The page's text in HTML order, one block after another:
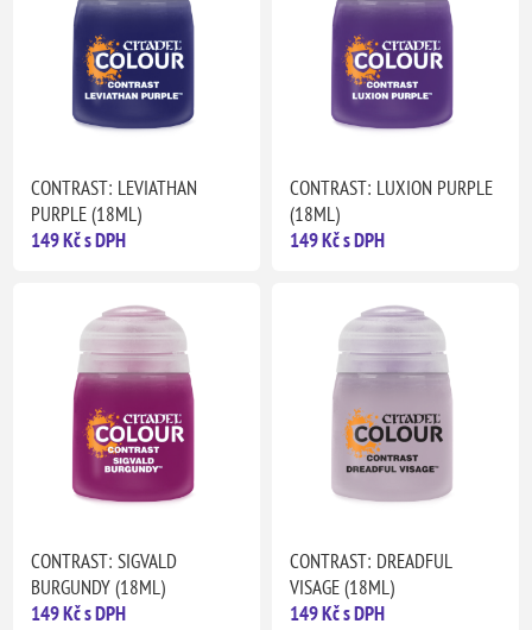
CONTRAST: LEVIATHAN
PURPLE (18ML)
149 Kč s DPH
CONTRAST: LUXION PURPLE
(18ML)
149 Kč s DPH
CONTRAST: SIGVALD
BURGUNDY (18ML)
149 Kč s DPH
CONTRAST: DREADFUL
VISAGE (18ML)
149 Kč s DPH